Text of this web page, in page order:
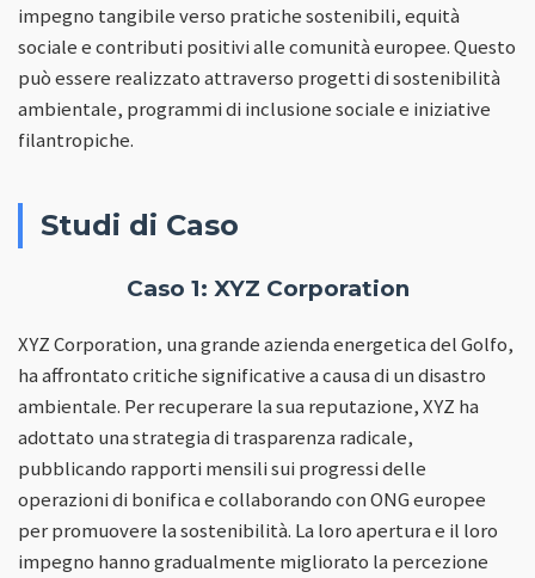
impegno tangibile verso pratiche sostenibili, equità
sociale e contributi positivi alle comunità europee. Questo
può essere realizzato attraverso progetti di sostenibilità
ambientale, programmi di inclusione sociale e iniziative
filantropiche.
Studi di Caso
Caso 1: XYZ Corporation
XYZ Corporation, una grande azienda energetica del Golfo,
ha affrontato critiche significative a causa di un disastro
ambientale. Per recuperare la sua reputazione, XYZ ha
adottato una strategia di trasparenza radicale,
pubblicando rapporti mensili sui progressi delle
operazioni di bonifica e collaborando con ONG europee
per promuovere la sostenibilità. La loro apertura e il loro
impegno hanno gradualmente migliorato la percezione